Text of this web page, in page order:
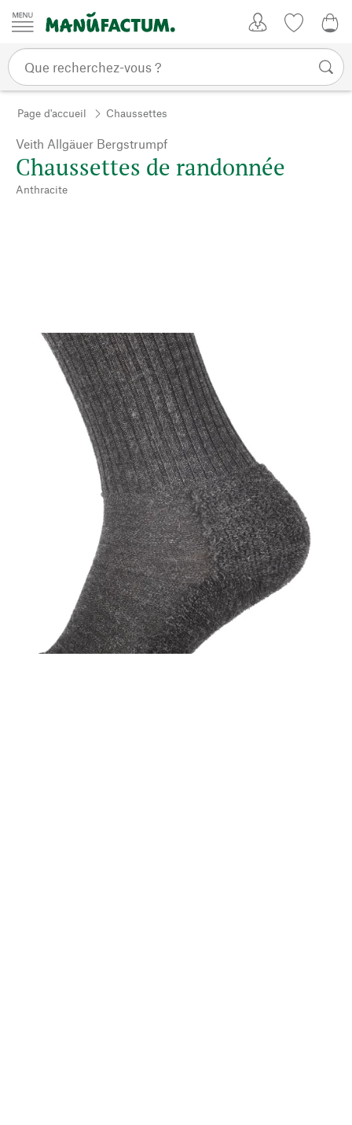
Passer au contenu
Page d'accueil Chaussettes
Veith Allgäuer Bergstrumpf
Chaussettes de randonnée
Anthracite